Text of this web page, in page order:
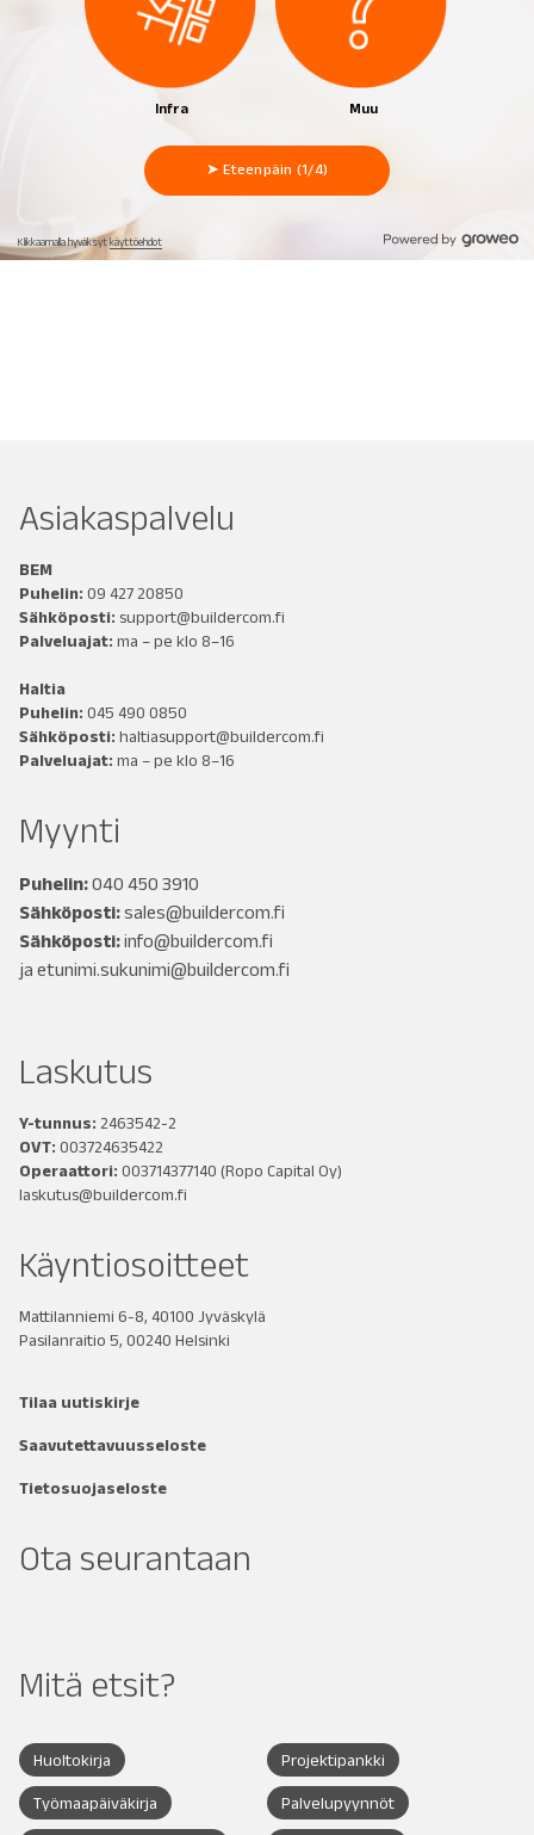
Asiakaspalvelu
BEM
Puhelin: 09 427 20850
Sähköposti: support@buildercom.fi
Palveluajat: ma – pe klo 8–16
Haltia
Puhelin: 045 490 0850
Sähköposti: haltiasupport@buildercom.fi
Palveluajat: ma – pe klo 8–16
Myynti
Puhelin:040 450 3910
Sähköposti:sales@buildercom.fi
Sähköposti:info@buildercom.fi
ja etunimi.sukunimi@buildercom.fi
Laskutus
Y-tunnus: 2463542-2
OVT: 003724635422
Operaattori: 003714377140 (Ropo Capital Oy)
laskutus@buildercom.fi
Käyntiosoitteet
Mattilanniemi 6-8, 40100 Jyväskylä
Pasilanraitio 5, 00240 Helsinki
Tilaa uutiskirje
Saavutettavuusseloste
Tietosuojaseloste
Ota seurantaan
Mitä etsit?
Huoltokirja Projektipankki
Työmaapäiväkirja Palvelupyynnöt